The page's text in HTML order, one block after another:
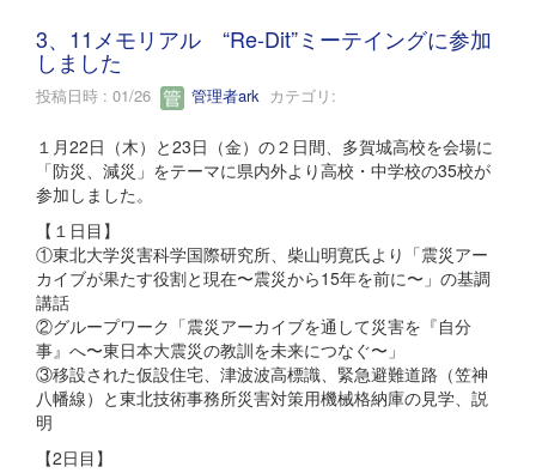
3、11メモリアル “Re-Dit”ミーテイングに参加
しました
投稿日時 : 01/26 管理者ark カテゴリ:
１月22日（木）と23日（金）の２日間、多賀城高校を会場に
「防災、減災」をテーマに県内外より高校・中学校の35校が
参加しました。
【１日目】
①東北大学災害科学国際研究所、柴山明寛氏より「震災アー
カイブが果たす役割と現在〜震災から15年を前に〜」の基調
講話
②グループワーク「震災アーカイブを通して災害を『自分
事』へ〜東日本大震災の教訓を未来につなぐ〜」
③移設された仮設住宅、津波波高標識、緊急避難道路（笠神
八幡線）と東北技術事務所災害対策用機械格納庫の見学、説
明
【2日目】